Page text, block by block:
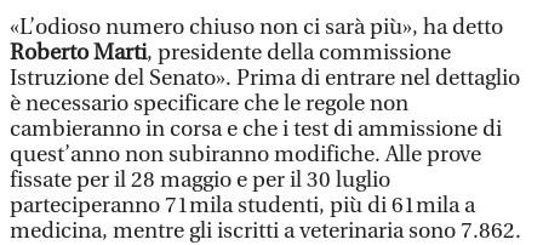
«L’odioso numero chiuso non ci sarà più», ha detto
Roberto Marti, presidente della commissione
Istruzione del Senato». Prima di entrare nel dettaglio
è necessario specificare che le regole non
cambieranno in corsa e che i test di ammissione di
quest’anno non subiranno modifiche. Alle prove
fissate per il 28 maggio e per il 30 luglio
parteciperanno 71mila studenti, più di 61mila a
medicina, mentre gli iscritti a veterinaria sono 7.862.